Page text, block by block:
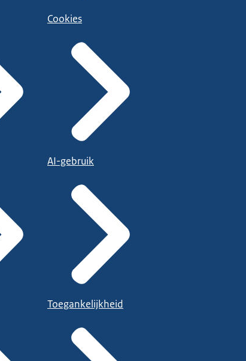
Cookies
AI-gebruik
Toegankelijkheid